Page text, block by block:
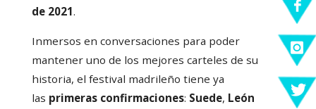
de 2021.
Inmersos en conversaciones para poder
mantener uno de los mejores carteles de su
historia, el festival madrileño tiene ya
las primeras confirmaciones: Suede, León